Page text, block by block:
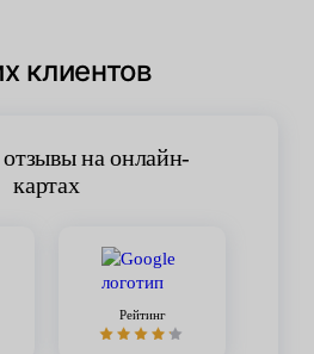
клиентов
на онлайн-
картах
Рейтинг